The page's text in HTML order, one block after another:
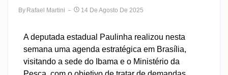
By Rafael Martini 14 De Agosto De 2025
A deputada estadual Paulinha realizou nesta
semana uma agenda estratégica em Brasília,
visitando a sede do Ibama e o Ministério da